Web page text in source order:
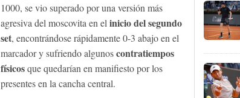
1000, se vio superado por una versión más
agresiva del moscovita en elinicio del segundo
set, encontrándose rápidamente 0-3 abajo en el
marcador y sufriendo algunoscontratiempos
físicosque quedarían en manifiesto por los
presentes en la cancha central.